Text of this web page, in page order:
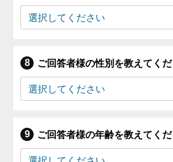
ご回答者様の性別を教えてくだ
ご回答者様の年齢を教えてくだ